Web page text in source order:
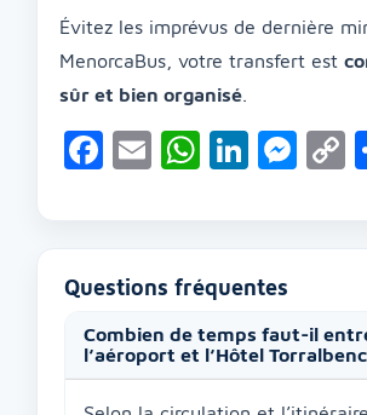
Évitez les imprévus de dernière
MenorcaBus, votre transfert est
sûr et bien organisé
Facebook
Email
Questions fréquentes
Combien de temps faut-il
l’aéroport et l’Hôtel